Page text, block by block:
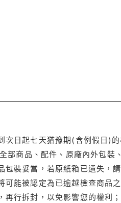
次日起七天猶豫期(含例假日)
部商品、配件、原廠內外包裝
裝妥當，若原紙箱已遺失，
可能被認定為已逾越檢查商
行拆封，以免影響您的權利